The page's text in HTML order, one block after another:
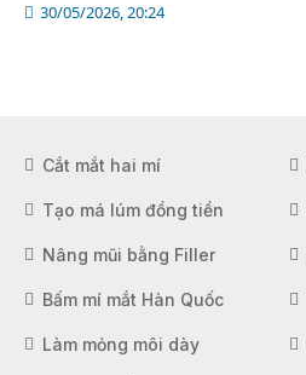
30/05/2026, 20:24
Cắt mắt hai mí
Tạo má lúm đồng tiền
Nâng mũi bằng Filler
Bấm mí mắt Hàn Quốc
Làm mỏng môi dày